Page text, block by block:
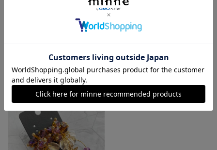
【#003】ピアス イヤリング ゴールド 大ぶり 花びら 花
650円
500円